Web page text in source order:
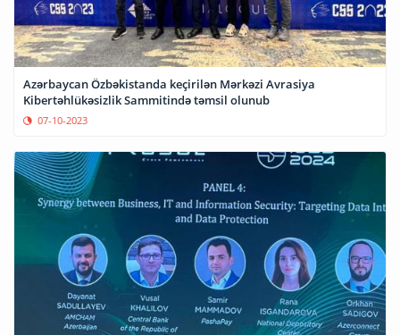
Azərbaycan Özbəkistanda keçirilən Mərkəzi Avrasiya
Kibertəhlükəsizlik Sammitində təmsil olunub
07-10-2023